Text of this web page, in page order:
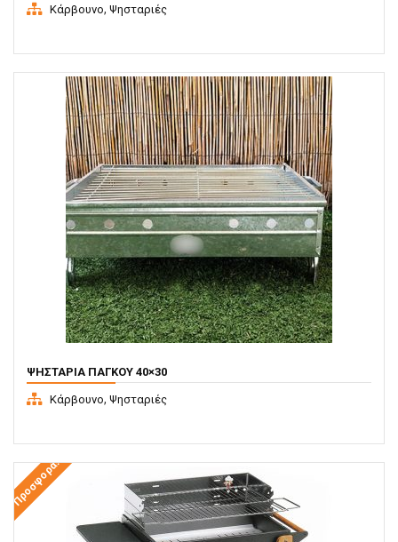
Κάρβουνο, Ψησταριές
ΨΗΣΤΑΡΙΆ ΠΆΓΚΟΥ 40×30
Κάρβουνο, Ψησταριές
Προσφορά!